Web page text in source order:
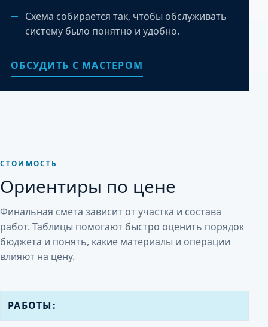
Схема собирается так, чтобы обслуживать
систему было понятно и удобно.
ОБСУДИТЬ С МАСТЕРОМ
СТОИМОСТЬ
Ориентиры по цене
Финальная смета зависит от участка и состава
работ. Таблицы помогают быстро оценить порядок
бюджета и понять, какие материалы и операции
влияют на цену.
Н
а
РАБОТЫ: